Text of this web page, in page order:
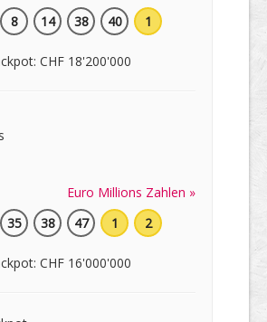
8 14 38 40 1
CHF 18'200'000
Euro Millions Zahlen »
35 38 47 1 2
CHF 16'000'000